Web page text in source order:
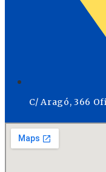
C/ Aragó, 366